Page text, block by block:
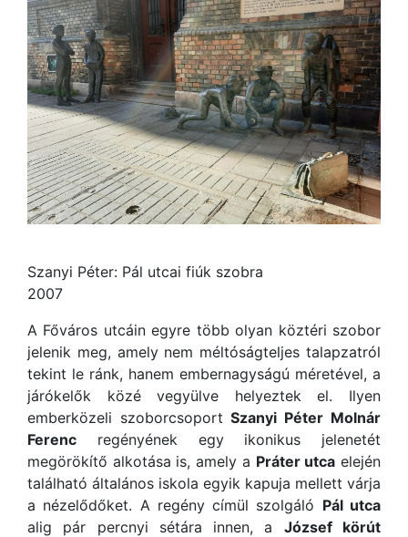
Szanyi Péter: Pál utcai fiúk szobra
2007
A Főváros utcáin egyre több olyan köztéri szobor
jelenik meg, amely nem méltóságteljes talapzatról
tekint le ránk, hanem embernagyságú méretével, a
járókelők közé vegyülve helyeztek el. Ilyen
emberközeli szoborcsoport Szanyi Péter Molnár
Ferenc regényének egy ikonikus jelenetét
megörökítő alkotása is, amely a Práter utca elején
található általános iskola egyik kapuja mellett várja
a nézelődőket. A regény címül szolgáló Pál utca
alig pár percnyi sétára innen, a József körút